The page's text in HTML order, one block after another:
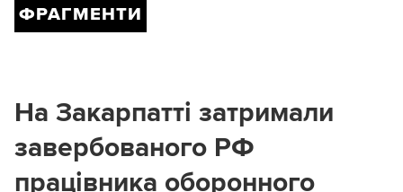
ФРАГМЕНТИ
На Закарпатті затримали
завербованого РФ
працівника оборонного